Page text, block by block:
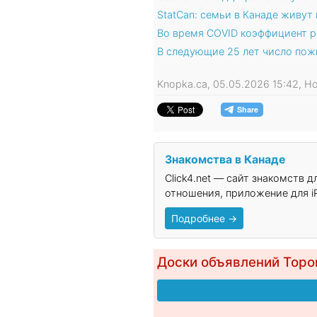
StatCan: семьи в Канаде
Во время COVID коэффициент
В следующие 25 лет число
Knopka.ca, 05.05.2026 15:42,
Знакомства в Канаде
Click4.net — сайт знакомств
отношения, приложение для
Подробнее →
Доски объявлений